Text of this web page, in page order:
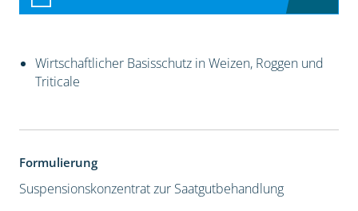
Wirtschaftlicher Basisschutz in Weizen, Roggen und
Triticale
Formulierung
Suspensionskonzentrat zur Saatgutbehandlung